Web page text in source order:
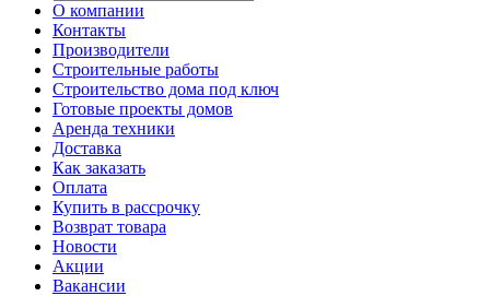
О компании
Контакты
Производители
Строительные работы
Строительство дома под ключ
Готовые проекты домов
Аренда техники
Доставка
Как заказать
Оплата
Купить в рассрочку
Возврат товара
Новости
Акции
Вакансии